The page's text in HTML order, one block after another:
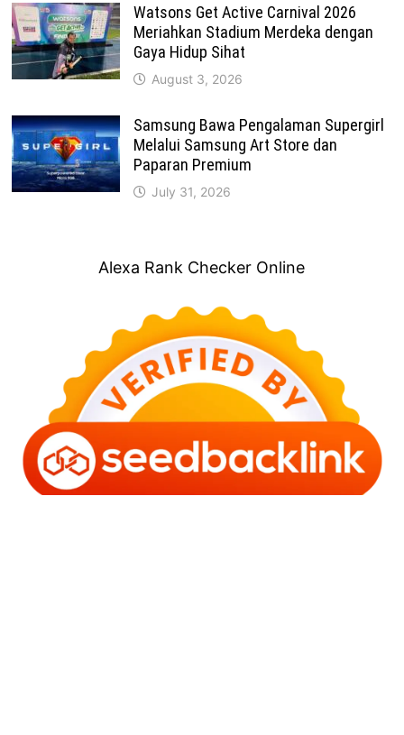
Watsons Get Active Carnival 2026
Meriahkan Stadium Merdeka dengan
Gaya Hidup Sihat
August 3, 2026
Samsung Bawa Pengalaman Supergirl
Melalui Samsung Art Store dan
Paparan Premium
July 31, 2026
Alexa Rank Checker Online